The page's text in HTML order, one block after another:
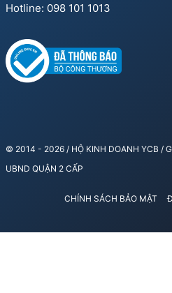
Hotline: 098 101 1013
© 2014 - 2026 / HỘ KINH DOANH YCB /
UBND QUẬN 2 CẤP
CHÍNH SÁCH BẢO MẬT